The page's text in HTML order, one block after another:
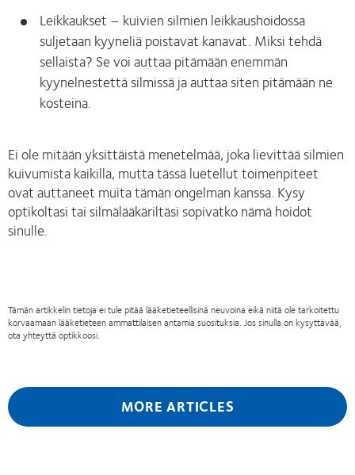
Leikkaukset – kuivien silmien leikkaushoidossa
suljetaan kyyneliä poistavat kanavat. Miksi tehdä
sellaista? Se voi auttaa pitämään enemmän
kyynelnestettä silmissä ja auttaa siten pitämään ne
kosteina.
Ei ole mitään yksittäistä menetelmää, joka lievittää silmien
kuivumista kaikilla, mutta tässä luetellut toimenpiteet
ovat auttaneet muita tämän ongelman kanssa. Kysy
optikoltasi tai silmälääkäriltäsi sopivatko nämä hoidot
sinulle.
Tämän artikkelin tietoja ei tule pitää lääketieteellisinä neuvoina eikä niitä ole tarkoitettu
korvaamaan lääketieteen ammattilaisen antamia suosituksia. Jos sinulla on kysyttävää,
ota yhteyttä optikkoosi.
MORE ARTICLES